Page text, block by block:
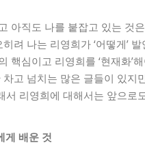
아직도 나를 붙잡고 있는 것
려 나는 리영희가 ‘어떻게’
핵심이고 리영희를 ‘현재화
고 넘치는 많은 글들이 있지
서 리영희에 대해서는 앞으로
게 배운 것